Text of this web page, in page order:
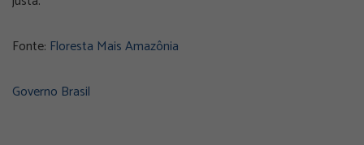
Fonte: Floresta Mais Amazônia
Governo Brasil